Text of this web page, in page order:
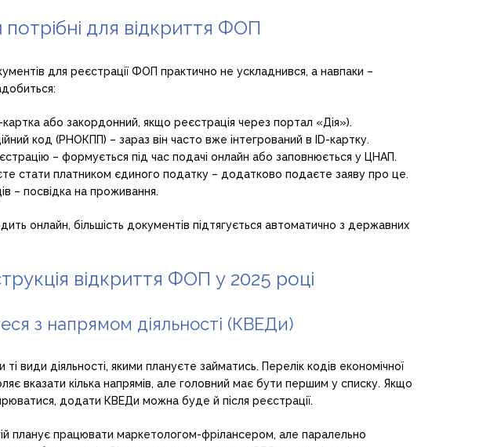
для відкриття ФОП
для реєстрації ФОП практично не ускладнився, а навпаки –
картка або закордонний, якщо реєстрація через портал «Дія»).
код (РНОКПП) – зараз він часто вже інтегрований в ID-картку.
– формується під час подачі онлайн або заповнюється у ЦНАП.
стати платником єдиного податку – додатково подаєте заяву про це.
– посвідка на проживання.
онлайн, більшість документів підтягується автоматично з державних
відкриття ФОП у 2025 році
з напрямом діяльності (КВЕДи)
види діяльності, якими плануєте займатись. Перелік кодів економічної
вказати кілька напрямів, але головний має бути першим у списку. Якщо
додати КВЕДи можна буде й після реєстрації.
планує працювати маркетологом-фрілансером, але паралельно